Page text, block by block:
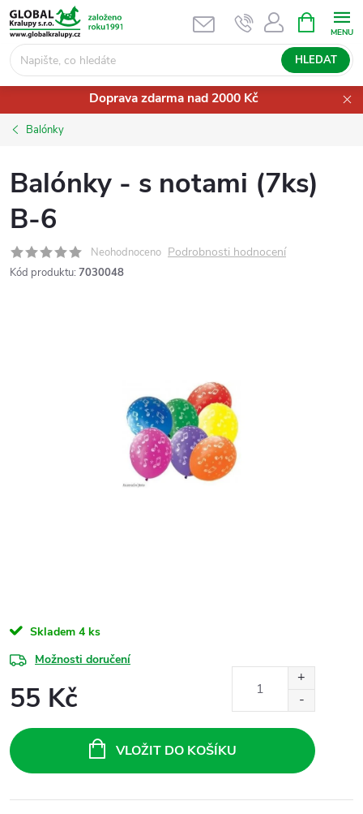
Přejít
na
obsah
HLEDAT
NÁKUPNÍ
KOŠÍK
Doprava zdarma nad 2000 Kč
Balónky
Balónky - s notami (7ks)
B-6
Neohodnoceno Podrobnosti hodnocení
Kód produktu: 7030048
Skladem 4 ks
Možnosti doručení
55 Kč
cena:
VLOŽIT DO KOŠÍKU